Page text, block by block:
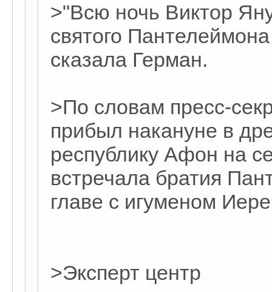
>"Всю ночь Виктор
святого
сказала Герман.
>По словам пресс-
прибыл накануне в
республику Афон на
встречала братия
главе с игуменом
>Эксперт центр